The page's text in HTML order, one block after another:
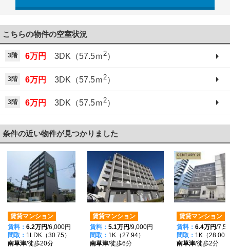
こちらの物件の空室状況
3階 6万円 3DK（57.5ｍ2）
3階 6万円 3DK（57.5ｍ 2）
3階 6万円 3DK（57.5ｍ 2）
条件の近い物件が見つかりました
賃貸マンション
賃料： 6.2万円/6,000円
間取： 1LDK（30.75）
南草津/徒歩20分
賃貸マンション
賃料： 5.1万円/9,000円
間取： 1K（27.94）
南草津/徒歩6分
賃貸マンション
賃料： 6.4万円/
間取： 1K（28.00
南草津/徒歩2分